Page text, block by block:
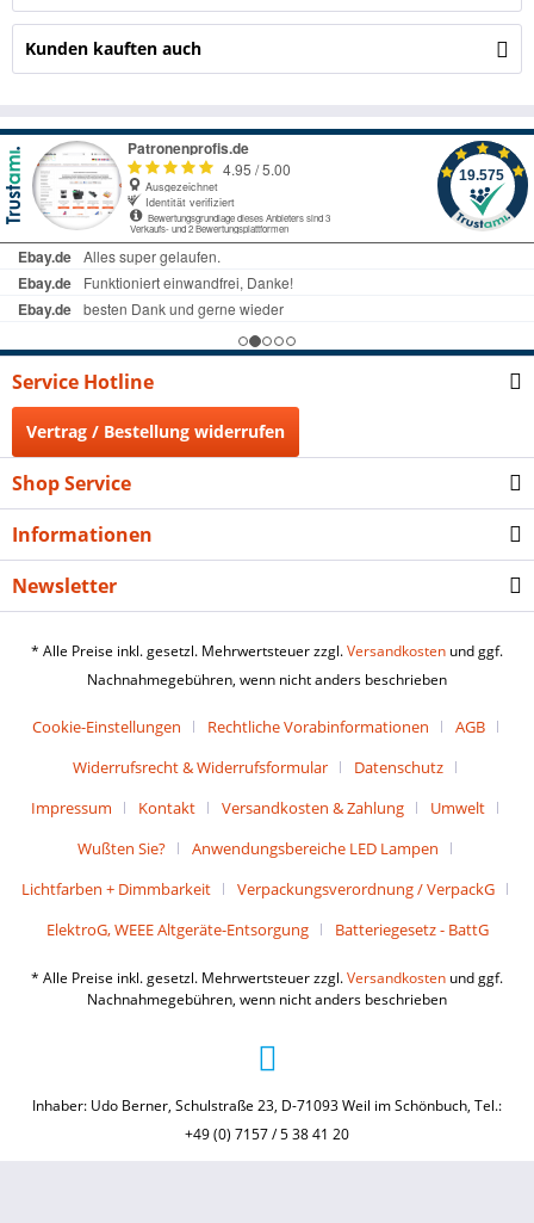
Kunden kauften auch
Service Hotline
Vertrag / Bestellung widerrufen
Shop Service
Informationen
Newsletter
* Alle Preise inkl. gesetzl. Mehrwertsteuer zzgl.Versandkosten und ggf.
Nachnahmegebühren, wenn nicht anders beschrieben
Cookie-Einstellungen Rechtliche Vorabinformationen
AGB
Widerrufsrecht & Widerrufsformular
Datenschutz
Impressum
Kontakt Versandkosten & Zahlung
Umwelt
Wußten Sie?
Anwendungsbereiche LED Lampen
Lichtfarben + Dimmbarkeit
Verpackungsverordnung / VerpackG
ElektroG, WEEE Altgeräte-Entsorgung
Batteriegesetz - BattG
* Alle Preise inkl. gesetzl. Mehrwertsteuer zzgl.Versandkosten und ggf.
Nachnahmegebühren, wenn nicht anders beschrieben
Inhaber: Udo Berner, Schulstraße 23, D-71093 Weil im Schönbuch, Tel.:
+49 (0) 7157 / 5 38 41 20